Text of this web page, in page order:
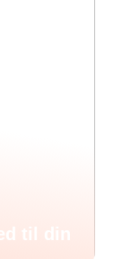
til din